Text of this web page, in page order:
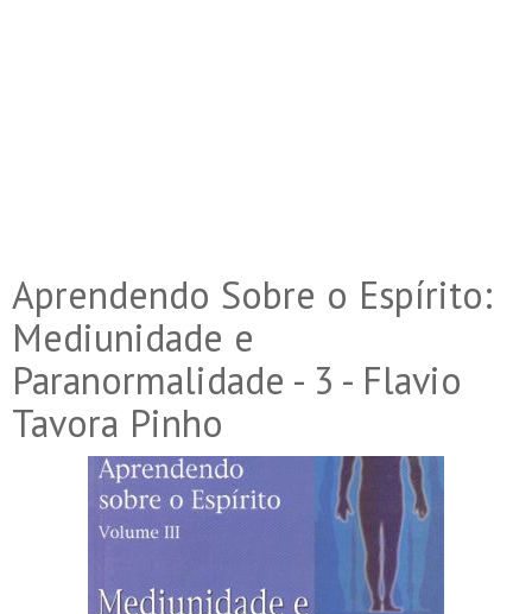
Aprendendo Sobre o Espírito:
Mediunidade e
Paranormalidade - 3 - Flavio
Tavora Pinho